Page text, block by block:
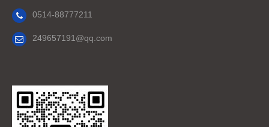
0514-88777211
249657191@qq.com